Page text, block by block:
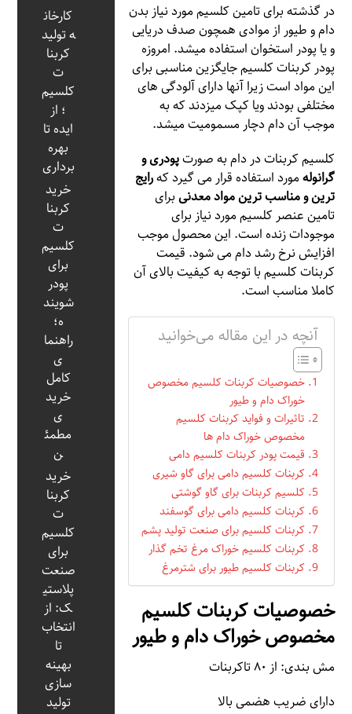
در گذشته برای تامین کلسیم مورد نیاز بدن
دام و طیور از موادی همچون صدف دریایی
و یا پودر استخوان استفاده میشد. امروزه
پودر کربنات کلسیم جایگزین مناسبی برای
این مواد است زیرا آنها دارای آلودگی های
مختلفی بودند ویا کپک میزدند که به
موجب آن دام دچار مسمومیت میشد.
کلسیم کربنات در دام به صورتپودری و
گرانولهمورد استفاده قرار می گیرد کهرایج
ترین و مناسب ترین مواد معدنیبرای
تامین عنصر کلسیم مورد نیاز برای
موجودات زنده است. این محصول موجب
افزایش نرخ رشد دام می شود. قیمت
کربنات کلسیم با توجه به کیفیت بالای آن
کاملا مناسب است.
آنچه در این مقاله می‌خوانید
خصوصیات کربنات کلسیم مخصوص
خوراک دام و طیور
تاثیرات و فواید کربنات کلسیم
مخصوص خوراک دام ها
قیمت پودر کربنات کلسیم دامی
کربنات کلسیم دامی برای گاو شیری
کلسیم کربنات برای گاو گوشتی
کربنات کلسیم دامی برای گوسفند
کربنات کلسیم برای صنعت تولید پشم
کربنات کلسیم خوراک مرغ تخم گذار
کربنات کلسیم طیور برای شترمرغ
خصوصیات کربنات کلسیم
مخصوص خوراک دام و طیور
مش بندی: از ۸۰ تاکربنات
دارای ضریب هضمی بالا
کارخان
ه تولید
کربنا
ت
کلسیم
؛ از
ایده تا
بهره‌
برداری
خرید
کربنا
ت
کلسیم
برای
پودر
شویند
ه؛
راهنما
ی
کامل
خرید
ی
مطمئ
ن
خرید
کربنا
ت
کلسیم
برای
صنعت
پلاستی
ک: از
انتخاب
تا
بهینه‌
سازی
تولید